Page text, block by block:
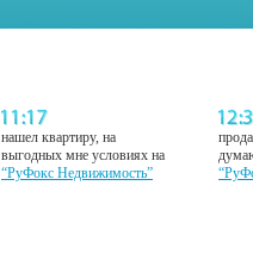
нашел квартиру, на
выгодных мне условиях на
“РуФокс Недвижимость”